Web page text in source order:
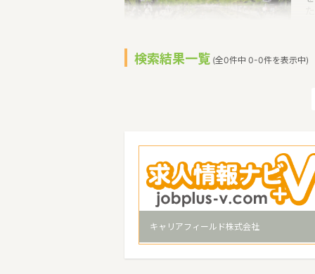
検索結果一覧 (全0件中 0-0件を表示中)
キャリアフィールド株式会社